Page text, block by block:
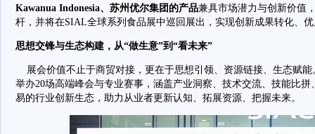
Kawanua Indonesia、苏州优尔集团的产品兼具市场潜力与创新价值
杆，并将在SIAL全球系列食品展中巡回展出，实现创新成果转化、
思想交锋与生态构建，从“做生意”到“看未来”
展会价值不止于商贸对接，更在于思想引领、资源链接、生态赋
举办20场高端峰会与专业赛事，涵盖产业洞察、技术交流、技能比
易的行业创新生态，助力从业者更新认知、拓展资源、把握未来。